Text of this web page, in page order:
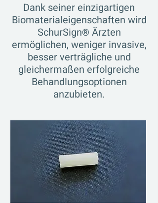
Dank seiner einzigartigen
Biomaterialeigenschaften wird
SchurSign® Ärzten
ermöglichen, weniger invasive,
besser verträgliche und
gleichermaßen erfolgreiche
Behandlungsoptionen
anzubieten.